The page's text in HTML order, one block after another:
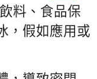
料、食品保
，假如應用或